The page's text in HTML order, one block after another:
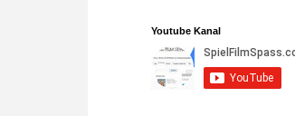
Youtube Kanal